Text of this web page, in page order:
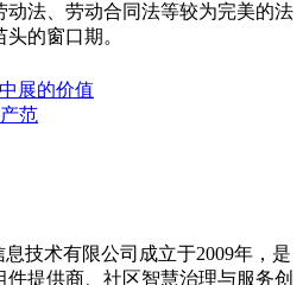
法、劳动合同法等较为完美的法
的窗口期。
展的价值
范
技术有限公司成立于2009年，是
提供商、社区智慧治理与服务创